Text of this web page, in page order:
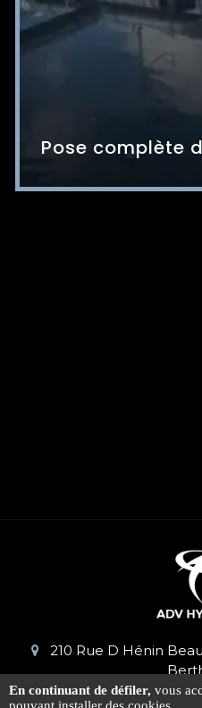
Pose complète
210 Rue D Hénin
06 59
En continuant de défiler, vous